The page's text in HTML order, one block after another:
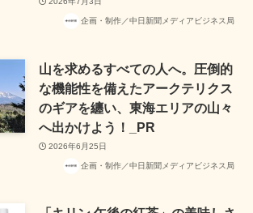
企画・制作／中日新聞メディアビジネス局
山を求めるすべての人へ。圧倒的
な機能性を備えたアークテリクス
のギアを纏い、東海エリアの山々
へ出かけよう！_PR
2026年6月25日
企画・制作／中日新聞メディアビジネス局